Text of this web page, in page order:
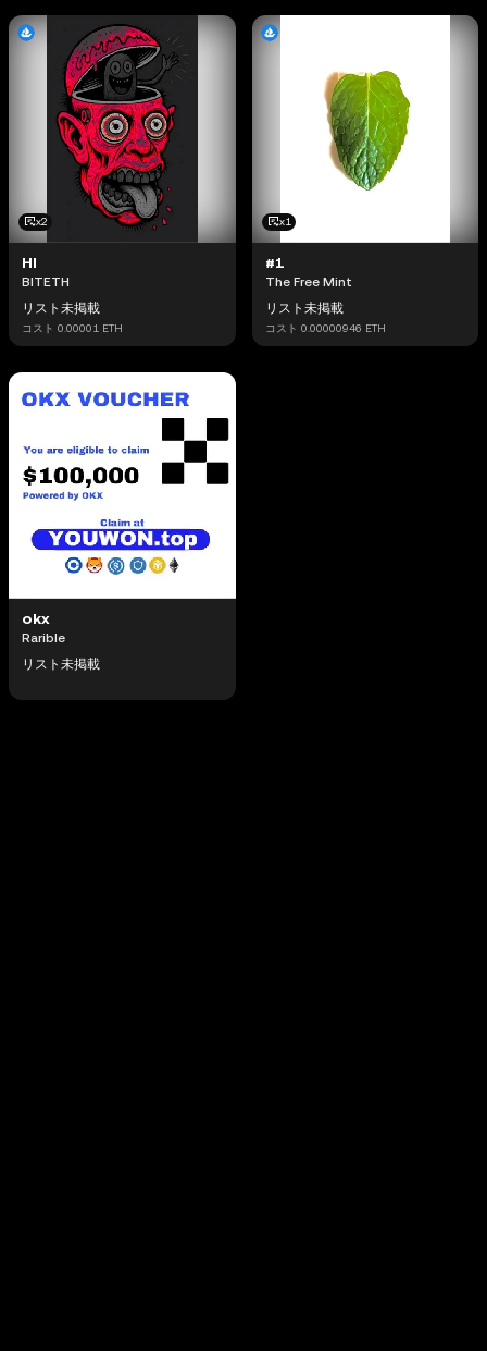
x2
HI
BITETH
リスト未掲載
コスト 0.00001 ETH
x1
#1
The Free Mint
リスト未掲載
コスト 0.00000946 ETH
okx
Rarible
リスト未掲載